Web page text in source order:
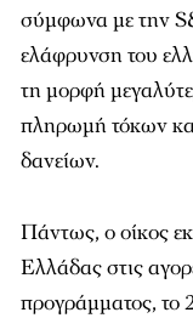
σύμφωνα με την
ελάφρυνση του
τη μορφή
πληρωμή τόκων
δανείων.
Πάντως, ο οίκος
Ελλάδας στις
προγράμματος, το